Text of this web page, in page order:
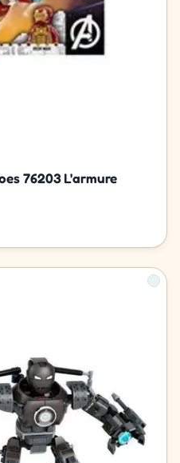
76203 L'armure